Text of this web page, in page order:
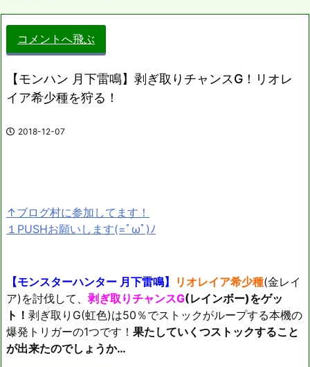
コメントへ飛ぶ
【モンハン 月下雷鳴】剥ぎ取りチャンスG！リオレ
イア希少種を狩る！
2018-12-07
↑ブログ村に参加してます！
１PUSHお願いします(=ﾟωﾟ)ﾉ
【モンスターハンター 月下雷鳴】 リオレイア希少種(金レイ
ア)を討伐して、 剥ぎ取りチャンスG(レインボー)をゲッ
ト！ 剥ぎ取りG(虹色)は50％でストックがループする本機の
爆発トリガーの1つです！ 果たしていくつストックすること
が出来たのでしょうか…